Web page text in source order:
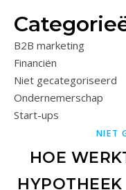
B2B marketing
Financiën
Niet gecategoriseerd
Ondernemerschap
Start-ups
NIET
HOE